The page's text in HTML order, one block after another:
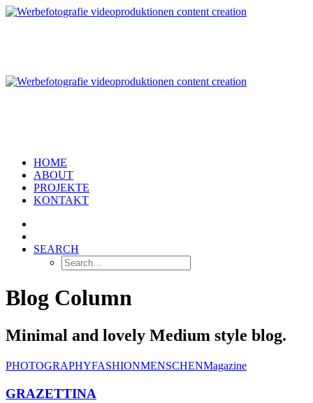
HOME
ABOUT
PROJEKTE
KONTAKT
SEARCH
Blog Column
Minimal and lovely Medium style blog.
PHOTOGRAPHYFASHIONMENSCHENMagazine
GRAZETTINA